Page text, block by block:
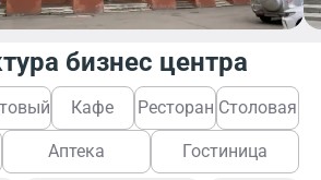
бизнес центра
Кафе Ресторан Столовая
Аптека Гостиница